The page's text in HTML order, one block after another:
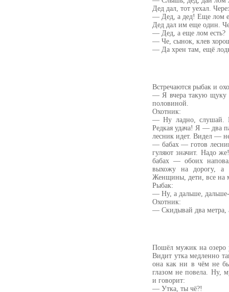
Дед дал, тот уехал.
— Дед, а дед! Еще лом
Дед дал им еще один.
— Дед, а еще лом есть?
— Че, сынок, клев
— Да хрен там, ещё
Встречаются рыбак и
— Я вчера такую щуку
половиной.
Охотник:
— Ну ладно, слушай.
Редкая удача! Я — два
лесник идет. Видел —
— бабах — готов
гуляют значит. Надо
бабах — обоих
выхожу на дорогу, а
Женщины, дети, все на
Рыбак:
— Ну, а дальше, дальше-
Охотник:
— Скидывай два метра,
Пошёл мужик на озеро
Видит утка медленно
она как ни в чём не
глазом не повела. Ну,
и говорит:
— Утка, ты чё?!